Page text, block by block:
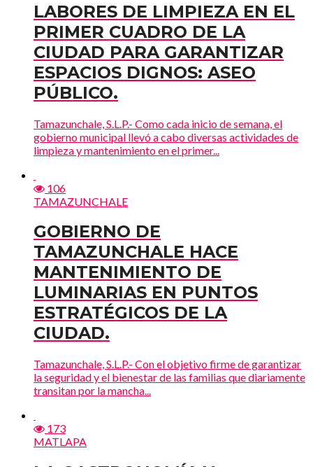
LABORES DE LIMPIEZA EN EL
PRIMER CUADRO DE LA
CIUDAD PARA GARANTIZAR
ESPACIOS DIGNOS: ASEO
PÚBLICO.
Tamazunchale, S.L.P.- Como cada inicio de semana, el
gobierno municipal llevó a cabo diversas actividades de
limpieza y mantenimiento en el primer...
106
TAMAZUNCHALE
GOBIERNO DE
TAMAZUNCHALE HACE
MANTENIMIENTO DE
LUMINARIAS EN PUNTOS
ESTRATÉGICOS DE LA
CIUDAD.
Tamazunchale, S.L.P.- Con el objetivo firme de garantizar
la seguridad y el bienestar de las familias que diariamente
transitan por la mancha...
173
MATLAPA